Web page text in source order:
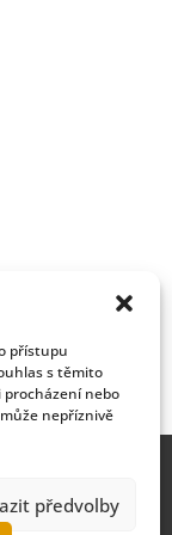
přístupu
s těmito
nebo
nepříznivě
předvolby